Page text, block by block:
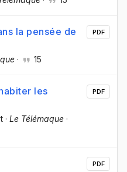
la pensée de
· 15
PDF
les
· Le Télémaque ·
PDF
PDF